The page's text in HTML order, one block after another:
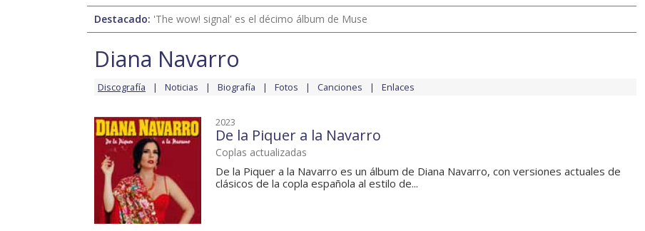
Destacado: 'The wow! signal' es el décimo álbum de Muse
Diana Navarro
Discografía Noticias Biografía Fotos Canciones Enlaces
2023
De la Piquer a la Navarro
Coplas actualizadas
De la Piquer a la Navarro es un álbum de Diana Navarro, con versiones actuales de
clásicos de la copla española al estilo de...